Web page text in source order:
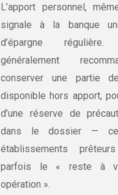
L’apport personnel,
signale à la banque
d’épargne
généralement
conserver une partie de
disponible hors apport,
d’une réserve de
dans le dossier —
établissements
parfois le « reste à
opération ».